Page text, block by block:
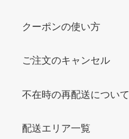
クーポンの使い方
ご注文のキャンセル
不在時の再配送について
配送エリア一覧